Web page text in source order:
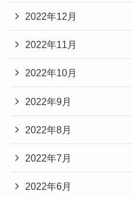
2022年12月
2022年11月
2022年10月
2022年9月
2022年8月
2022年7月
2022年6月